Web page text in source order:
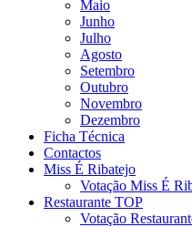
Maio
Junho
Julho
Agosto
Setembro
Outubro
Novembro
Dezembro
Ficha Técnica
Contactos
Miss É Ribatejo
Votação Miss É
Restaurante TOP
Votação